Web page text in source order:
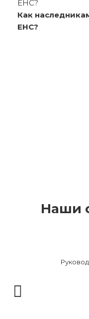
Как
ЕНС?
Наши